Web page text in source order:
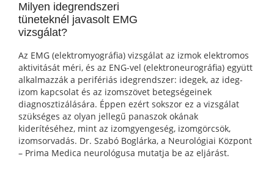
Milyen idegrendszeri
tüneteknél javasolt EMG
vizsgálat?
Az EMG (elektromyográfia) vizsgálat az izmok elektromos
aktivitását méri, és az ENG-vel (elektroneurográfia) együtt
alkalmazzák a perifériás idegrendszer: idegek, az ideg-
izom kapcsolat és az izomszövet betegségeinek
diagnosztizálására. Éppen ezért sokszor ez a vizsgálat
szükséges az olyan jellegű panaszok okának
kiderítéséhez, mint az izomgyengeség, izomgörcsök,
izomsorvadás. Dr. Szabó Boglárka, a Neurológiai Központ
– Prima Medica neurológusa mutatja be az eljárást.